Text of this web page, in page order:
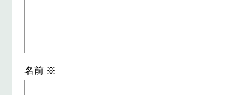
名前 ※